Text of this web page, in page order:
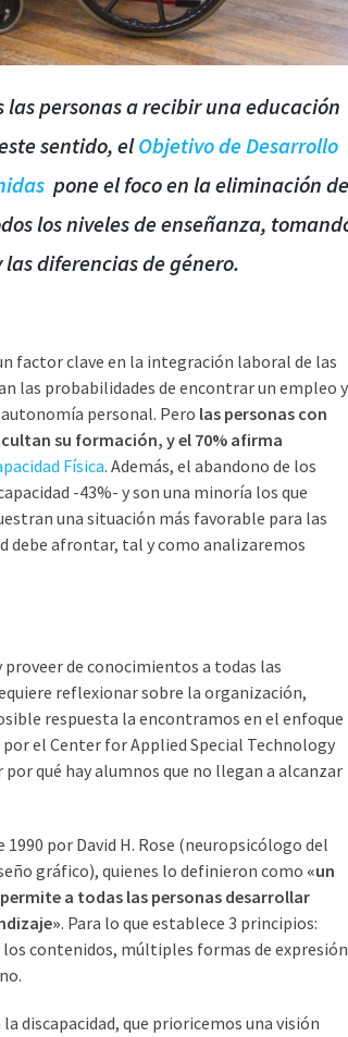
personas a recibir una educación
sentido, elObjetivo de Desarrollo
pone el foco en la eliminación de
los niveles de enseñanza,
diferencias de género.
factor clave en la integración laboral de las
las probabilidades de encontrar un empleo y
personal. Pero las personas con
su formación, y el 70% afirma
Física. Además, el abandono de los
-43%- y son una minoría los que
una situación más favorable para las
debe afrontar, tal y como analizaremos
de conocimientos a todas las
reflexionar sobre la organización,
respuesta la encontramos en el enfoque
el Center for Applied Special Technology
qué hay alumnos que no llegan a alcanzar
por David H. Rose (neuropsicólogo del
gráfico), quienes lo definieron como «un
a todas las personas desarrollar
. Para lo que establece 3 principios:
contenidos, múltiples formas de expresión
discapacidad, que prioricemos una visión